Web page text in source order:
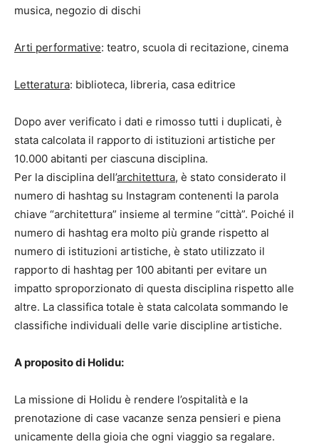
musica, negozio di dischi
Arti performative: teatro, scuola di recitazione, cinema
Letteratura: biblioteca, libreria, casa editrice
Dopo aver verificato i dati e rimosso tutti i duplicati, è
stata calcolata il rapporto di istituzioni artistiche per
10.000 abitanti per ciascuna disciplina.
Per la disciplina dell’architettura, è stato considerato il
numero di hashtag su Instagram contenenti la parola
chiave “architettura” insieme al termine “città”. Poiché il
numero di hashtag era molto più grande rispetto al
numero di istituzioni artistiche, è stato utilizzato il
rapporto di hashtag per 100 abitanti per evitare un
impatto sproporzionato di questa disciplina rispetto alle
altre. La classifica totale è stata calcolata sommando le
classifiche individuali delle varie discipline artistiche.
A proposito di Holidu:
La missione di Holidu è rendere l’ospitalità e la
prenotazione di case vacanze senza pensieri e piena
unicamente della gioia che ogni viaggio sa regalare.